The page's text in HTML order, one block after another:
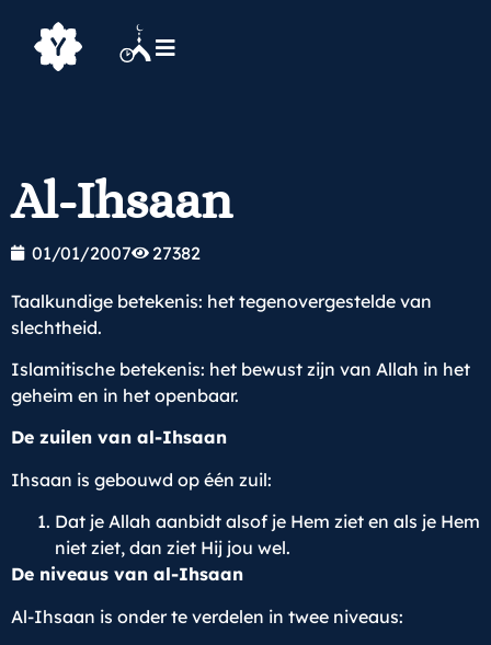
Al-Ihsaan
01/01/2007 27382
Taalkundige betekenis: het tegenovergestelde van
slechtheid.
Islamitische betekenis: het bewust zijn van Allah in het
geheim en in het openbaar.
De zuilen van al-Ihsaan
Ihsaan is gebouwd op één zuil:
Dat je Allah aanbidt alsof je Hem ziet en als je Hem
niet ziet, dan ziet Hij jou wel.
De niveaus van al-Ihsaan
Al-Ihsaan is onder te verdelen in twee niveaus: